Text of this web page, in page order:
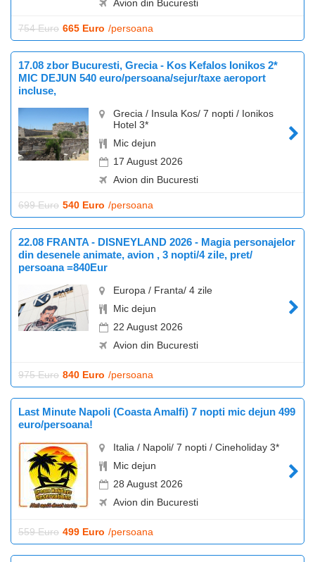
Avion din Bucuresti
754 Euro 665 Euro /persoana
17.08 zbor Bucuresti, Grecia - Kos Kefalos Ionikos 2*
MIC DEJUN 540 euro/persoana/sejur/taxe aeroport
incluse,
Grecia / Insula Kos/ 7 nopti / Ionikos
Hotel 3*
Mic dejun
17 August 2026
Avion din Bucuresti
699 Euro 540 Euro /persoana
22.08 FRANTA - DISNEYLAND 2026 - Magia personajelor
din desenele animate, avion , 3 nopti/4 zile, pret/
persoana =840Eur
Europa / Franta/ 4 zile
Mic dejun
22 August 2026
Avion din Bucuresti
975 Euro 840 Euro /persoana
Last Minute Napoli (Coasta Amalfi) 7 nopti mic dejun 499
euro/persoana!
Italia / Napoli/ 7 nopti / Cineholiday 3*
Mic dejun
28 August 2026
Avion din Bucuresti
559 Euro 499 Euro /persoana